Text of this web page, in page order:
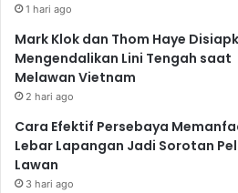
1 hari ago
Mark Klok dan Thom Haye
Mengendalikan Lini Tengah saat
Melawan Vietnam
2 hari ago
Cara Efektif Persebaya
Lebar Lapangan Jadi Sorotan
Lawan
3 hari ago